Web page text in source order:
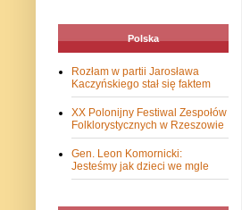
Polska
Rozłam w partii Jarosława
Kaczyńskiego stał się faktem
XX Polonijny Festiwal Zespołów
Folklorystycznych w Rzeszowie
Gen. Leon Komornicki:
Jesteśmy jak dzieci we mgle